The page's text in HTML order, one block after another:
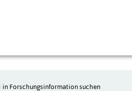
in Forschungsinformation suchen